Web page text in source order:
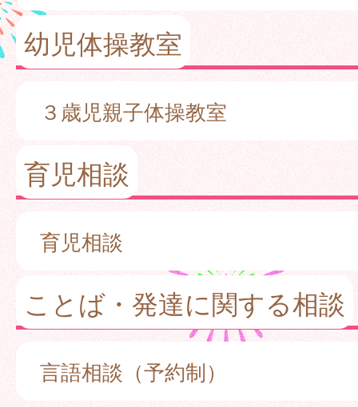
幼児体操教室
３歳児親子体操教室
育児相談
育児相談
ことば・発達に関する相談
言語相談（予約制）